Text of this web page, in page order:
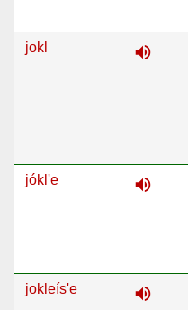
jokl volume_up
jókl'e volume_up
jokleís'e volume_up